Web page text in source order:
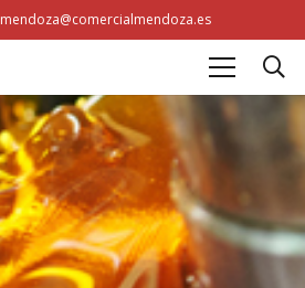
mendoza@comercialmendoza.es